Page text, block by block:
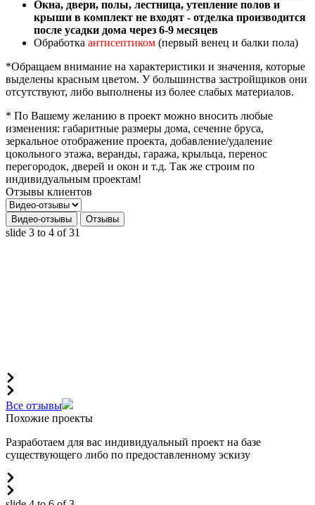
Окна, двери, полы, лестница, утепление полов и
крыши в комплект не входят - отделка производится
после усадки дома через 6-9 месяцев
Обработка антисептиком (первый венец и балки пола)
*Обращаем внимание на характеристики и значения, которые
выделены красным цветом. У большинства застройщиков они
отсутствуют, либо выполнены из более слабых материалов.
* По Вашему желанию в проект можно вносить любые
изменения: габаритные размеры дома, сечение бруса,
зеркальное отображение проекта, добавление/удаление
цокольного этажа, веранды, гаража, крыльца, перенос
перегородок, дверей и окон и т.д. Так же строим по
индивидуальным проектам!
Отзывы клиентов
Видео-отзывы Отзывы
slide 3 to 4 of 31
Все отзывы
Похожие проекты
Разработаем для вас индивидуальный проект на базе
существующего либо по предоставленному эскизу